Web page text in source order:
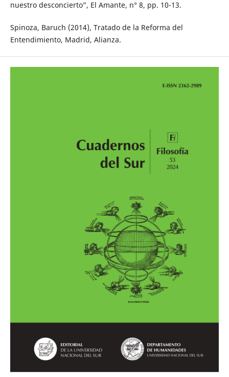
nuestro desconcierto”, El Amante, n° 8, pp. 10-13.
Spinoza, Baruch (2014), Tratado de la Reforma del
Entendimiento, Madrid, Alianza.